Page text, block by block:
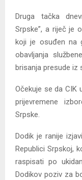
Druga tačka
Srpske”, a riječ je
koji je osuđen na
obavljanja
brisanja presude iz
Očekuje se da CIK
prijevremene
Srpske.
Dodik je ranije
Republici Srpskoj,
raspisati po
Dodikov poziv za